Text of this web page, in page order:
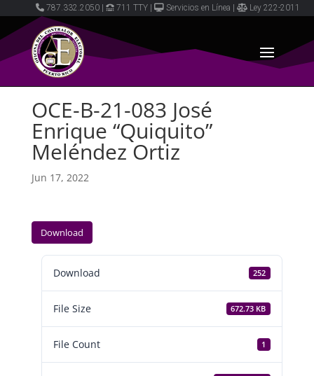
787.332.2050 711 TTY Servicios en Línea Ley 222-2011
OCE-B-21-083 José
Enrique “Quiquito”
Meléndez Ortiz
Jun 17, 2022
Download
Download 252
File Size 672.73 KB
File Count 1